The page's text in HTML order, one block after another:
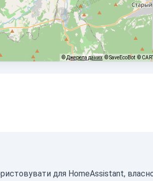
© Джерела даних © SaveEcoBot ©
для HomeAssistant,